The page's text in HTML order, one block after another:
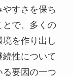
すさを保ち
とで、多くの
を作り出し
性について
る要因の一つ